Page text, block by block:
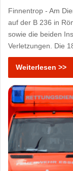
Finnentrop - Am
auf der B 236 in
sowie die beiden
Verletzungen. Die
Weiterlesen >>